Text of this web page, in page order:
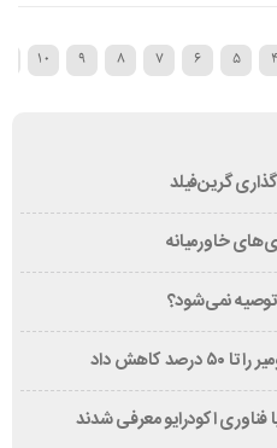
4
5
6
7
8
9
10
گرین‌فیلد
خاورمیانه
توصیه نمی‌شود؟
کاهش داد
اکودرایو معرفی شدند